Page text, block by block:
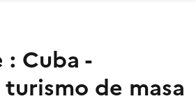
: Cuba -
de masa